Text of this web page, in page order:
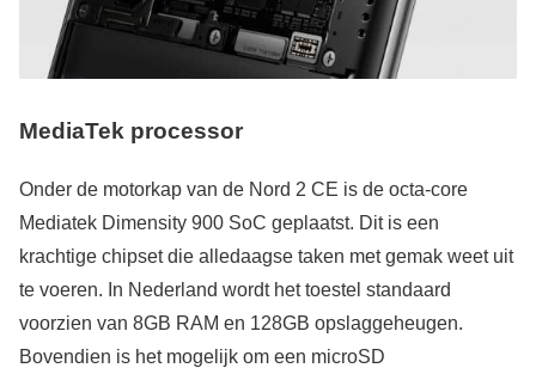
MediaTek processor
Onder de motorkap van de Nord 2 CE is de octa-core
Mediatek Dimensity 900 SoC geplaatst. Dit is een
krachtige chipset die alledaagse taken met gemak weet uit
te voeren. In Nederland wordt het toestel standaard
voorzien van 8GB RAM en 128GB opslaggeheugen.
Bovendien is het mogelijk om een microSD